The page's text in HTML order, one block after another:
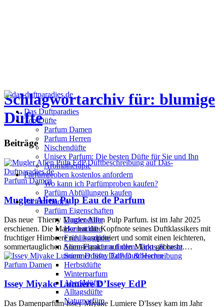
Das Duftparadies
Top Düfte
Parfum Damen
Parfum Herren
Nischendüfte
Unisex Parfum: Die besten Düfte für Sie und Ihn
Aromatherapie
Parfümproben kostenlos anfordern
Wo kann ich Parfümproben kaufen?
Parfüm Abfüllungen kaufen
Parfum finden
Parfüm Eigenschaften
Damendüfte
Herrendüfte
Frühlingsdüfte
Sommerparfum finden: Tipps & beste
Sommerdüfte Damen & Herren
Herbstdüfte
Winterparfum
Abenddüfte
Alltagsdüfte
Naturparfüm
Schlagwortarchiv für: blumige
Düfte
Beiträge
Parfum Damen
Mugler Alien Pulp Eau de Parfum
Das neue Thierry Mugler Alien Pulp Parfum. ist im Jahr 2025
erschienen. Die Marke hat die Kopfnote seines Duftklassikers mit
fruchtiger Himbeere neu komponiert und somit einen leichteren,
sommertauglichen Alien-Flanker auf den Markt gebracht.…
Parfum Damen
Issey Miyake Lumière D’Issey EdP
Das Damenparfüm Issey Miyake Lumiere D'Issey kam im Jahr